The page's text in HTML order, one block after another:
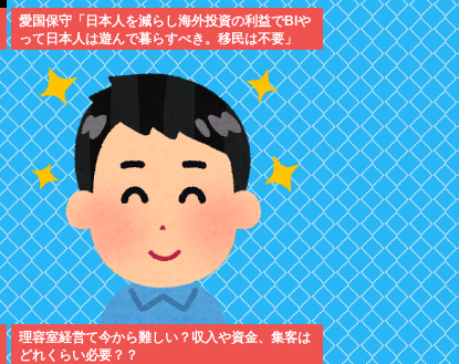
愛国保守「日本人を減らし海外投資の利益でBIや
って日本人は遊んで暮らすべき。移民は不要」
理容室経営て今から難しい？収入や資金、集客は
どれくらい必要？？